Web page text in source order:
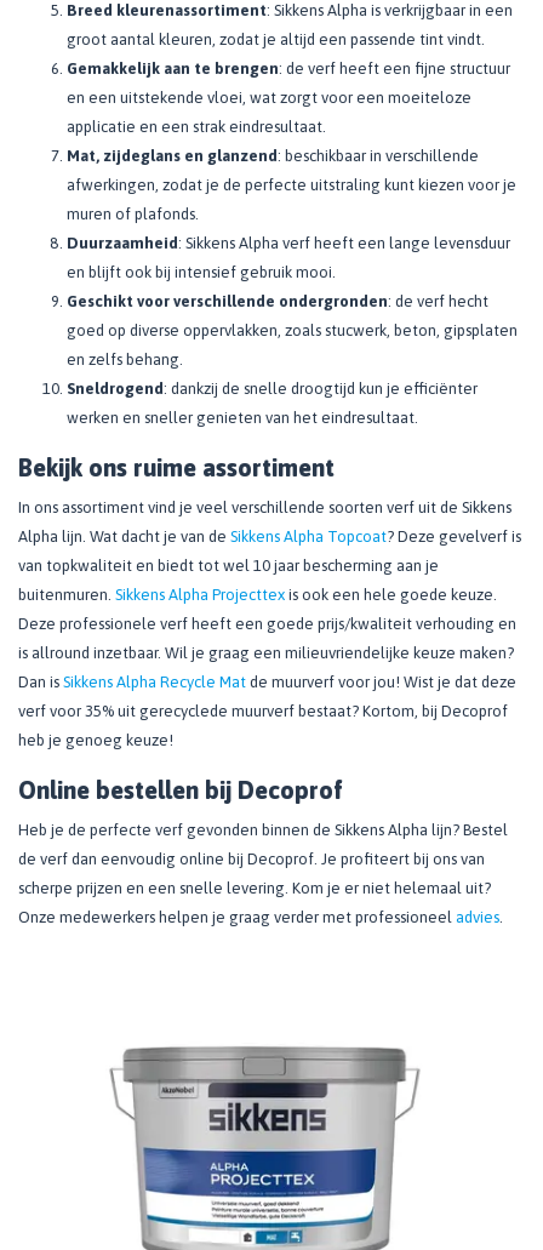
Breed kleurenassortiment: Sikkens Alpha is verkrijgbaar in een
groot aantal kleuren, zodat je altijd een passende tint vindt.
Gemakkelijk aan te brengen: de verf heeft een fijne structuur
en een uitstekende vloei, wat zorgt voor een moeiteloze
applicatie en een strak eindresultaat.
Mat, zijdeglans en glanzend: beschikbaar in verschillende
afwerkingen, zodat je de perfecte uitstraling kunt kiezen voor je
muren of plafonds.
Duurzaamheid: Sikkens Alpha verf heeft een lange levensduur
en blijft ook bij intensief gebruik mooi.
Geschikt voor verschillende ondergronden: de verf hecht
goed op diverse oppervlakken, zoals stucwerk, beton, gipsplaten
en zelfs behang.
Sneldrogend: dankzij de snelle droogtijd kun je efficiënter
werken en sneller genieten van het eindresultaat.
Bekijk ons ruime assortiment
In ons assortiment vind je veel verschillende soorten verf uit de Sikkens
Alpha lijn. Wat dacht je van de Sikkens Alpha Topcoat? Deze gevelverf is
van topkwaliteit en biedt tot wel 10 jaar bescherming aan je
buitenmuren. Sikkens Alpha Projecttex is ook een hele goede keuze.
Deze professionele verf heeft een goede prijs/kwaliteit verhouding en
is allround inzetbaar. Wil je graag een milieuvriendelijke keuze maken?
Dan is Sikkens Alpha Recycle Mat de muurverf voor jou! Wist je dat deze
verf voor 35% uit gerecyclede muurverf bestaat? Kortom, bij Decoprof
heb je genoeg keuze!
Online bestellen bij Decoprof
Heb je de perfecte verf gevonden binnen de Sikkens Alpha lijn? Bestel
de verf dan eenvoudig online bij Decoprof. Je profiteert bij ons van
scherpe prijzen en een snelle levering. Kom je er niet helemaal uit?
Onze medewerkers helpen je graag verder met professioneel advies.